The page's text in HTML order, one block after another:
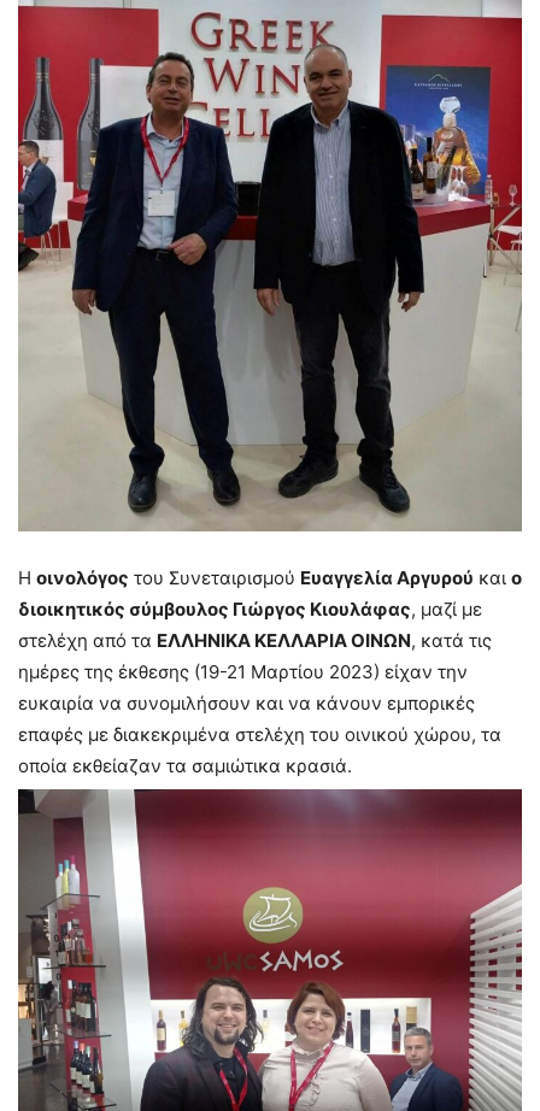
Η οινολόγος του Συνεταιρισμού Ευαγγελία Αργυρού και ο
διοικητικός σύμβουλος Γιώργος Κιουλάφας, μαζί με
στελέχη από τα ΕΛΛΗΝΙΚΑ ΚΕΛΛΑΡΙΑ ΟΙΝΩΝ, κατά τις
ημέρες της έκθεσης (19-21 Μαρτίου 2023) είχαν την
ευκαιρία να συνομιλήσουν και να κάνουν εμπορικές
επαφές με διακεκριμένα στελέχη του οινικού χώρου, τα
οποία εκθείαζαν τα σαμιώτικα κρασιά.